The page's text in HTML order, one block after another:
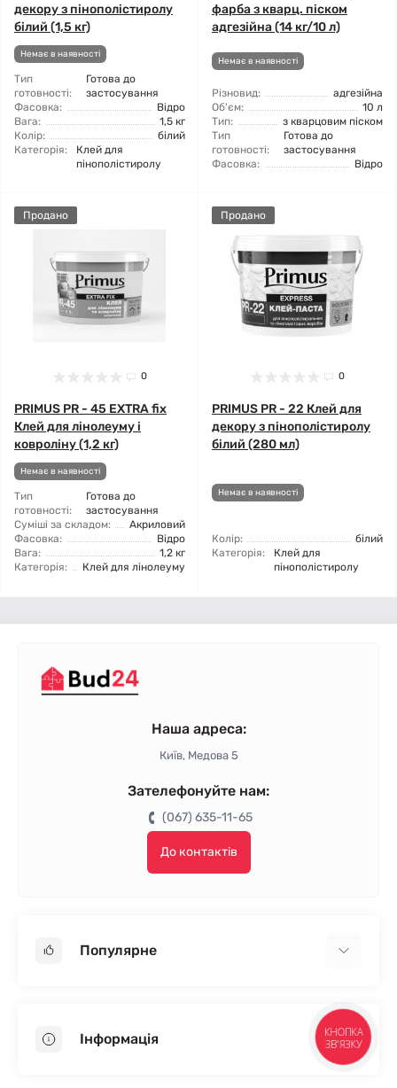
декору з пінополістиролу
білий (1,5 кг)
Немає в наявності
Тип
готовності:
Готова до
застосування
Фасовка:
Відро
Вага:
1,5 кг
Колір:
білий
Категорія:
Клей для
пінополістиролу
фарба з кварц. піском
адгезійна (14 кг/10 л)
Немає в наявності
Різновид:
адгезійна
Об'єм:
10 л
Тип:
з кварцовим піском
Тип
готовності:
Готова до
застосування
Фасовка:
Відро
Продано
0
PRIMUS PR - 45 EXTRA fix
Клей для лінолеуму і
ковроліну (1,2 кг)
Немає в наявності
Тип
готовності:
Готова до
застосування
Суміші за складом:
Акриловий
Фасовка:
Відро
Вага:
1,2 кг
Категорія:
Клей для лінолеуму
Продано
0
PRIMUS PR - 22 Клей для
декору з пінополістиролу
білий (280 мл)
Немає в наявності
Колір:
білий
Категорія:
Клей для
пінополістиролу
Наша адреса:
Київ, Медова 5
Зателефонуйте нам:
(067) 635-11-65
До контактів
Популярне
Пінопласт
Інформація
КНОПКА
ЗВ'ЯЗКУ